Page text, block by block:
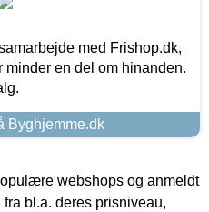
med Frishop.dk,
minder en del om hinanden.
Byghjemme.dk
webshops og anmeldt
bl.a. deres prisniveau,